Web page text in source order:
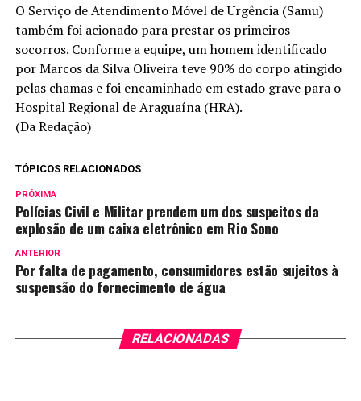
O Serviço de Atendimento Móvel de Urgência (Samu)
também foi acionado para prestar os primeiros
socorros. Conforme a equipe, um homem identificado
por Marcos da Silva Oliveira teve 90% do corpo atingido
pelas chamas e foi encaminhado em estado grave para o
Hospital Regional de Araguaína (HRA).
(Da Redação)
TÓPICOS RELACIONADOS
PRÓXIMA
Polícias Civil e Militar prendem um dos suspeitos da
explosão de um caixa eletrônico em Rio Sono
ANTERIOR
Por falta de pagamento, consumidores estão sujeitos à
suspensão do fornecimento de água
RELACIONADAS